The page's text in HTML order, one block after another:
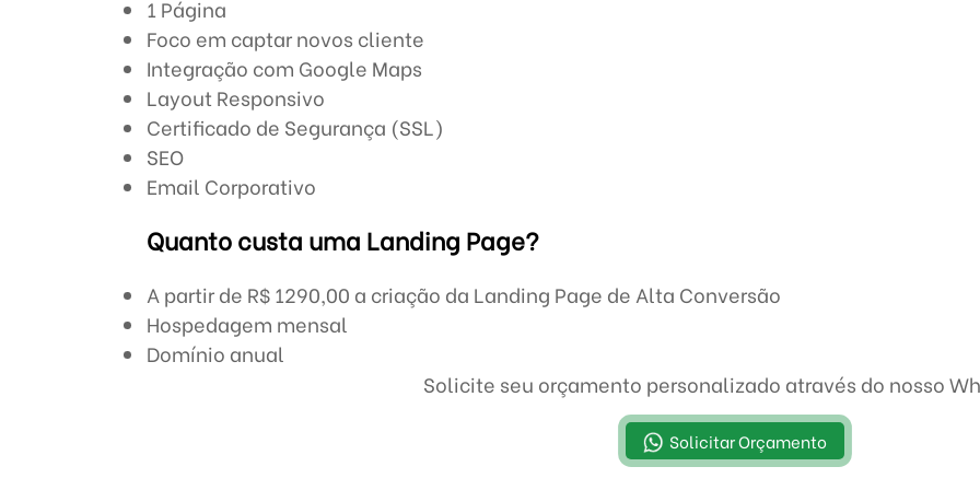
1 Página
Foco em captar novos cliente
Integração com Google Maps
Layout Responsivo
Certificado de Segurança (SSL)
SEO
Email Corporativo
Quanto custa uma Landing Page?
A partir de R$ 1290,00 a criação da Landing Page de Alta Conversão
Hospedagem mensal
Domínio anual
Solicite seu orçamento personalizado através do nosso
Solicitar Orçamento